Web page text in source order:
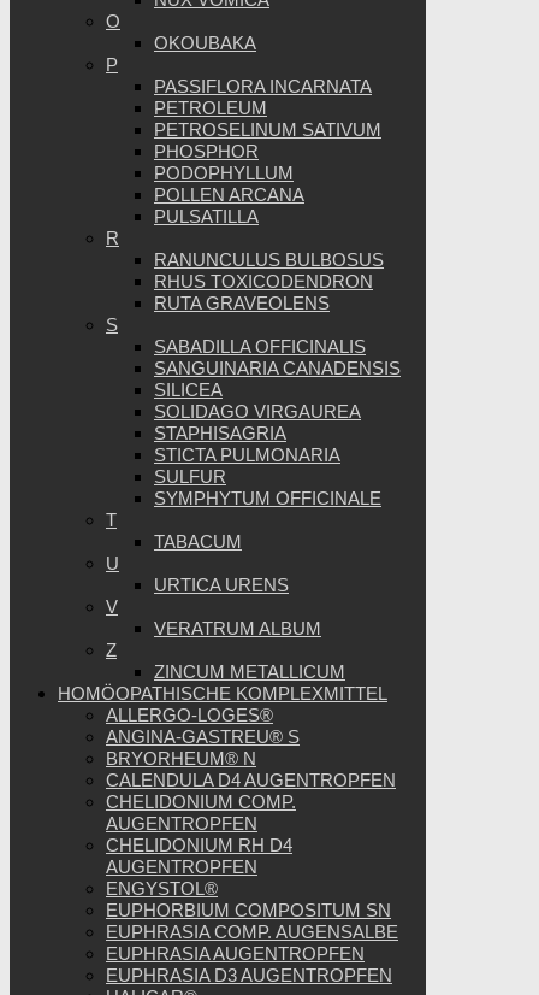
O
OKOUBAKA
P
PASSIFLORA INCARNATA
PETROLEUM
PETROSELINUM SATIVUM
PHOSPHOR
PODOPHYLLUM
POLLEN ARCANA
PULSATILLA
R
RANUNCULUS BULBOSUS
RHUS TOXICODENDRON
RUTA GRAVEOLENS
S
SABADILLA OFFICINALIS
SANGUINARIA CANADENSIS
SILICEA
SOLIDAGO VIRGAUREA
STAPHISAGRIA
STICTA PULMONARIA
SULFUR
SYMPHYTUM OFFICINALE
T
TABACUM
U
URTICA URENS
V
VERATRUM ALBUM
Z
ZINCUM METALLICUM
HOMÖOPATHISCHE KOMPLEXMITTEL
ALLERGO-LOGES®
ANGINA-GASTREU® S
BRYORHEUM® N
CALENDULA D4 AUGENTROPFEN
CHELIDONIUM COMP.
AUGENTROPFEN
CHELIDONIUM RH D4
AUGENTROPFEN
ENGYSTOL®
EUPHORBIUM COMPOSITUM SN
EUPHRASIA COMP. AUGENSALBE
EUPHRASIA AUGENTROPFEN
EUPHRASIA D3 AUGENTROPFEN